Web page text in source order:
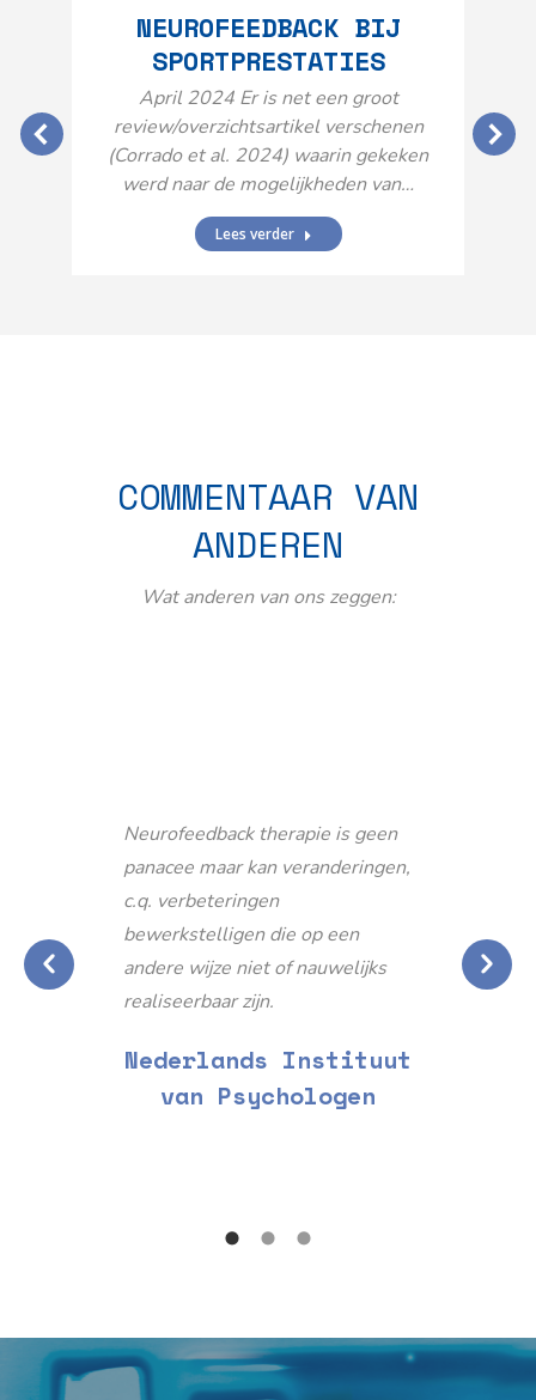
NEUROFEEDBACK BIJ
SPORTPRESTATIES
April 2024 Er is net een groot
review/overzichtsartikel verschenen
(Corrado et al. 2024) waarin gekeken
werd naar de mogelijkheden van…
Lees verder
COMMENTAAR VAN
ANDEREN
Wat anderen van ons zeggen:
Neurofeedback therapie is geen
panacee maar kan veranderingen,
c.q. verbeteringen
bewerkstelligen die op een
andere wijze niet of nauwelijks
realiseerbaar zijn.
Nederlands Instituut
van Psychologen